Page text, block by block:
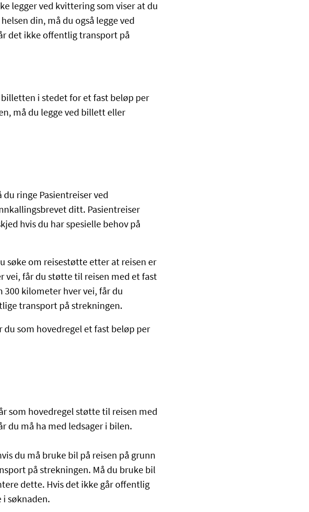
legger ved kvittering som viser at du
din, må du også legge ved
det ikke offentlig transport på
i stedet for et fast beløp per
må du legge ved billett eller
ringe Pasientreiser ved
ditt. Pasientreiser
hvis du har spesielle behov på
søke om reisestøtte etter at reisen er
vei, får du støtte til reisen med et fast
300 kilometer hver vei, får du
transport på strekningen.
du som hovedregel et fast beløp per
som hovedregel støtte til reisen med
du må ha med ledsager i bilen.
du må bruke bil på reisen på grunn
på strekningen. Må du bruke bil
dette. Hvis det ikke går offentlig
søknaden.